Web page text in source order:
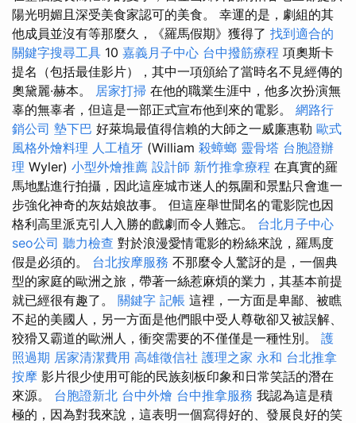
陽光明媚且深受美食家認可的美食。 幸運的是，劇組的其
他成員並沒有等那麼久，《羅馬假期》獲得了 找到適合的
關鍵字搜尋工具 10 嘉義月子中心 台中撥筋療程 項奧斯卡
提名（包括最佳影片），其中一項頒給了當時名不見經傳的
奧黛麗·赫本。 居家打掃 在他的職業生涯中，他多次扮演無
辜的無辜者，但這是一部正式宣布他到來的電影。 網路行
銷公司 墊下巴 好萊塢最值得信賴的大師之一威廉惠勒 歐式
風格外燴料理 人工植牙 (William 殺蟑螂 靈骨塔 台胞證辦
理 Wyler) 小型外燴推薦 設計師 新竹推拿療程 在真實的羅
馬地點進行拍攝，因此這座城市迷人的氛圍和景點只會進一
步強化神奇的灰姑娘故事。 但這座舉世聞名的電影院也因
格利高里派克引人入勝的戲劇而令人難忘。 台北月子中心
seo公司 聽力檢查 對於浪漫愛情電影的粉絲來說，羅馬度
假是必須的。 台北按摩服務 不那麼令人驚訝的是，一個典
型的家庭的歐洲之旅，帶著一絲惹麻煩的業力，其基本前提
就已經很有趣了。 關鍵字 記帳 這裡，一方面是卑鄙、被瞧
不起的美國人，另一方面是他們眼中受人尊敬卻又被誤解、
狡猾又霸道的歐洲人，衝突需要的不僅僅是一種性別。 護
照過期 居家清潔費用 高雄徵信社 護理之家 永和 台北推拿
按摩 影片很少使用可能的民族刻板印象和日常笑話的潛在
來源。 台胞證新北 台中外燴 台中推拿服務 我認為這是積
極的，因為對我來說，這表明一個寫得好的、發展良好的笑